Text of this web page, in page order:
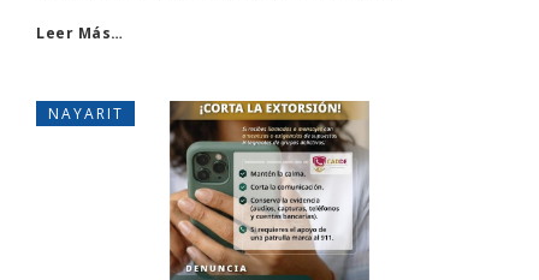
Leer Más…
NAYARIT